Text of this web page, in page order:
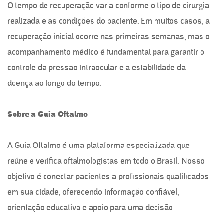
O tempo de recuperação varia conforme o tipo de cirurgia
realizada e as condições do paciente. Em muitos casos, a
recuperação inicial ocorre nas primeiras semanas, mas o
acompanhamento médico é fundamental para garantir o
controle da pressão intraocular e a estabilidade da
doença ao longo do tempo.
Sobre a Guia Oftalmo
A Guia Oftalmo é uma plataforma especializada que
reúne e verifica oftalmologistas em todo o Brasil. Nosso
objetivo é conectar pacientes a profissionais qualificados
em sua cidade, oferecendo informação confiável,
orientação educativa e apoio para uma decisão